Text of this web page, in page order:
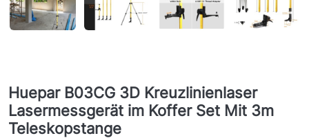
Huepar B03CG 3D Kreuzlinienlaser
Lasermessgerät im Koffer Set Mit 3m
Teleskopstange